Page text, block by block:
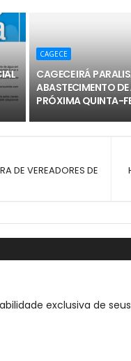
CAGECE
CAGECE IRÁ
ABASTECIMENTO
PRÓXIMA QUINTA-
DE VEREADORES DE
exclusiva de